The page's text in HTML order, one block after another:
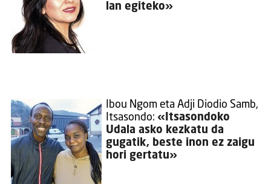
lan egiteko»
Ibou Ngom eta Adji Diodio Samb,
Itsasondo: «Itsasondoko
Udala asko kezkatu da
gugatik, beste inon ez zaigu
hori gertatu»